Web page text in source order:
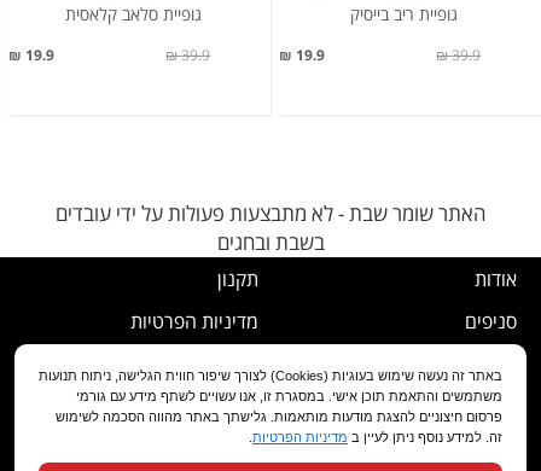
גופיית ריב בייסיק
19.9 ₪ 39.9 ₪
גופיית סלאב קלאסית
19.9 ₪ 39.9 ₪
האתר שומר שבת - לא מתבצעות פעולות על ידי עובדים
בשבת ובחגים
אודות
סניפים
שירות לקוחות
מועדון לקוחות
תקנון
מדיניות הפרטיות
נוהל ביטול עסקה
מדיניות החלפה/החזרה/ביטול
הצהרת נגישות
באתר זה נעשה שימוש בעוגיות (Cookies) לצורך שיפור חווית הגלישה, ניתוח תנועות
משתמשים והתאמת תוכן אישי. במסגרת זו, אנו עשויים לשתף מידע עם גורמי
פרסום חיצוניים להצגת מודעות מותאמות. גלישתך באתר מהווה הסכמה לשימוש
זה. למידע נוסף ניתן לעיין ב מדיניות הפרטיות